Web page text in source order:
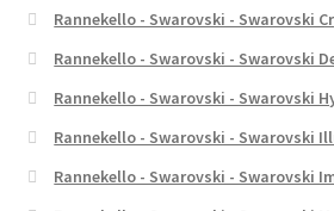
Rannekello - Swarovski - Swarovski
Rannekello - Swarovski - Swarovski
Rannekello - Swarovski - Swarovski
Rannekello - Swarovski - Swarovski
Rannekello - Swarovski - Swarovski